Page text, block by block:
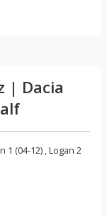
| Dacia
1 (04-12) ,Logan 2